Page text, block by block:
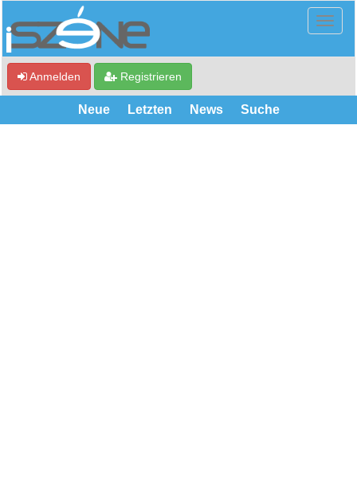
Anmelden Registrieren
Neue Letzten News Suche